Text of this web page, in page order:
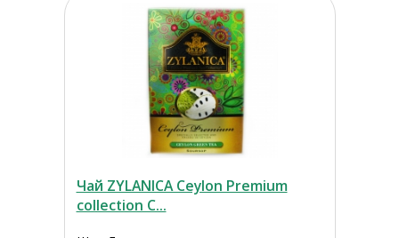
Чай ZYLANICA Ceylon Premium
collection С...